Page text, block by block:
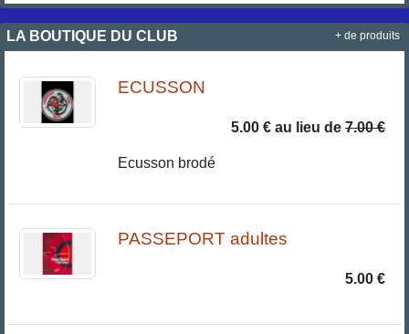
LA BOUTIQUE DU CLUB
ECUSSON
5.00 € au lieu de 7.00 €
Ecusson brodé
PASSEPORT adultes
5.00 €
+ de produits